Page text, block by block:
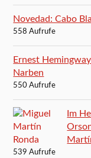
Novedad: Cabo
558 Aufrufe
Ernest
Narben
550 Aufrufe
Im
539 Aufrufe